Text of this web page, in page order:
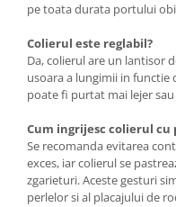
pe toata durata portului
Colierul este reglabil?
Da, colierul are un lantisor
usoara a lungimii in functie
poate fi purtat mai lejer
Cum ingrijesc colierul cu
Se recomanda evitarea
exces, iar colierul se
zgarieturi. Aceste gesturi
perlelor si al placajului de